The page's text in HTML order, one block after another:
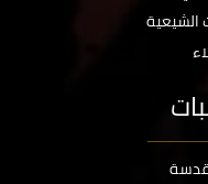
الشيعية